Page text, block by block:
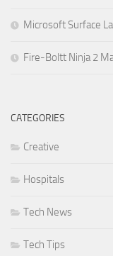
Microsoft Surface
Fire-Boltt Ninja 2
CATEGORIES
Creative
Hospitals
Tech News
Tech Tips